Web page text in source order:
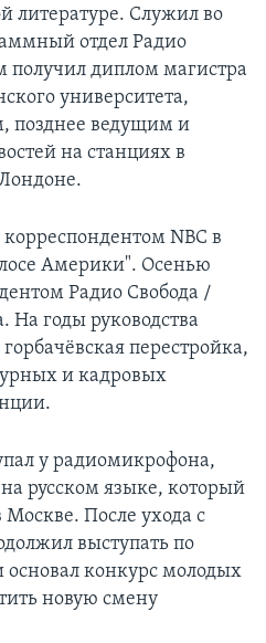
литературе. Служил во
отдел Радио
получил диплом магистра
университета,
позднее ведущим и
на станциях в
NBC в
Америки". Осенью
Радио Свобода /
На годы руководства
перестройка,
и кадровых
у радиомикрофона,
русском языке, который
После ухода с
выступать по
конкурс молодых
новую смену